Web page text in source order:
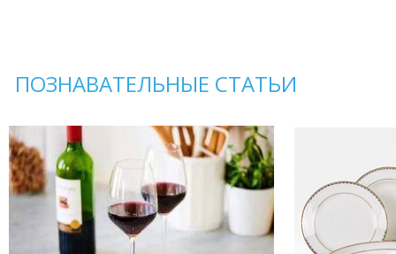
ПОЗНАВАТЕЛЬНЫЕ СТАТЬИ